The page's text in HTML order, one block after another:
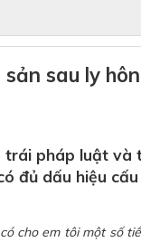
sau ly hôn
trái pháp luật
đủ dấu hiệu
cho em tôi một số